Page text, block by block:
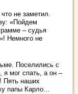
не заметил.
«Пойдем
– судья
Немного не
Поселились с
я мог спать, а он –
Пять наших
папы Карло…